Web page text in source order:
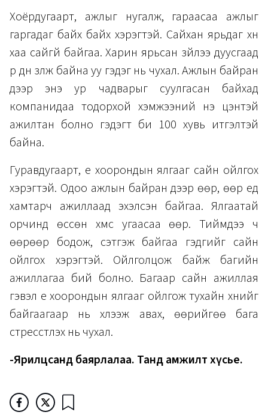
Хоёрдугаарт, ажлыг нугалж, гараасаа ажлыг
гаргадаг байх байх хэрэгтэй. Сайхан ярьдаг хүн
хаа сайгүй байгаа. Харин ярьсан зүйлээ дуусгаад
үр дүн үзүүлж байна уу гэдэг нь чухал. Ажлын байран
дээр энэ ур чадварыг суулгасан байхад
компанидаа тодорхой хэмжээний үнэ цэнтэй
ажилтан болно гэдэгт би 100 хувь итгэлтэй
байна.
Гуравдугаарт, үе хоорондын ялгааг сайн ойлгох
хэрэгтэй. Одоо ажлын байран дээр өөр, өөр үеүд
хамтарч ажиллаад эхэлсэн байгаа. Ялгаатай
орчинд өссөн хүмүүс угаасаа өөр. Тиймдээ ч
өөрөөр бодож, сэтгэж байгаа гэдгийг сайн
ойлгох хэрэгтэй. Ойлголцож байж багийн
ажиллагаа бий болно. Багаар сайн ажиллая
гэвэл үе хоорондын ялгааг ойлгож тухайн хүнийг
байгаагаар нь хүлээж авах, өөрийгөө бага
стресстүүлэх нь чухал.
-Ярилцсанд баярлалаа. Танд амжилт хүсье.